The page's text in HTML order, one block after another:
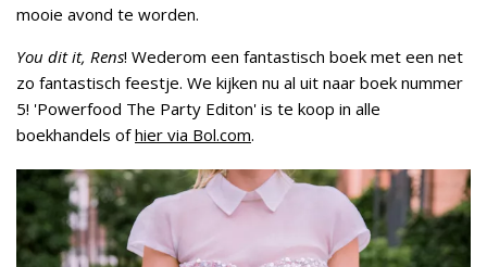
mooie avond te worden.
You dit it, Rens! Wederom een fantastisch boek met een net
zo fantastisch feestje. We kijken nu al uit naar boek nummer
5! 'Powerfood The Party Editon' is te koop in alle
boekhandels ofhier via Bol.com.